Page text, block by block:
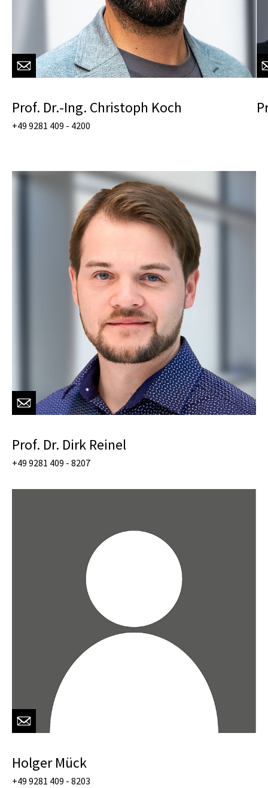
Prof. Dr.-Ing. Christoph Koch
+49 9281 409 - 4200
Prof. Dr. Dirk Reinel
+49 9281 409 - 8207
Holger Mück
+49 9281 409 - 8203